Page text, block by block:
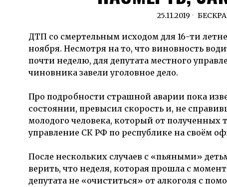
25.11.2019
ДТП со смертельным исходом для 16-ти
ноября. Несмотря на то, что виновность
почти неделю, для депутата местного
чиновника завели уголовное дело.
Про подробности страшной аварии пока
состоянии, превысил скорость и, не
молодого человека, который от полученных
управление СК РФ по республике на своём
После нескольких случаев с «пьяными»
верить, что неделя, которая прошла с
депутата не «очиститься» от алкоголя с